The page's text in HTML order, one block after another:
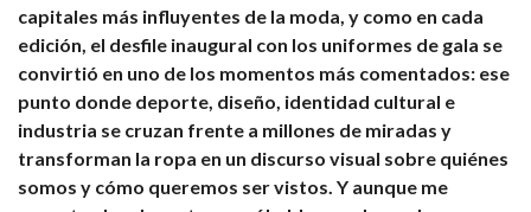
capitales más influyentes de la moda, y como en cada
edición, el desfile inaugural con los uniformes de gala se
convirtió en uno de los momentos más comentados: ese
punto donde deporte, diseño, identidad cultural e
industria se cruzan frente a millones de miradas y
transforman la ropa en un discurso visual sobre quiénes
somos y cómo queremos ser vistos. Y aunque me